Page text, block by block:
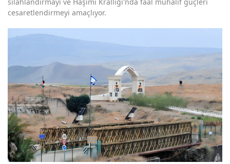
cesaretlendirmeyi amaçlıyor.